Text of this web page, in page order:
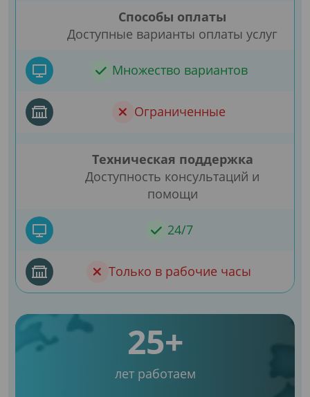
Способы оплаты
Доступные варианты оплаты услуг
Множество вариантов
Ограниченные
Техническая поддержка
Доступность консультаций и
помощи
24/7
Только в рабочие часы
25+
лет работаем